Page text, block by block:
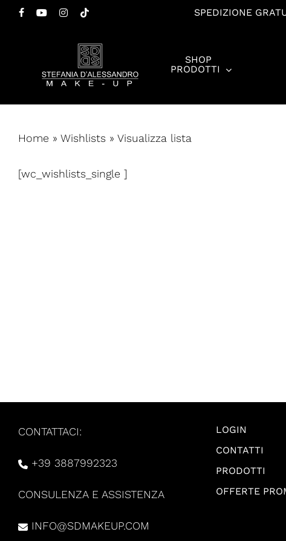
Salta
INSTAGRAM
TIKTOK
SPEDIZIONE
Premi invio per cercare o ESC per chiudere
SHOP
PRODOTTI
Home » Wishlists » Visualizza lista
[wc_wishlists_single ]
CONTATTACI:
+39 3887992323
CONSULENZA E ASSISTENZA
INFO@SDMAKEUP.COM
LOGIN
CONTATTI
PRODOTTI
OFFERTE